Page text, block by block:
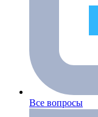
Все вопросы